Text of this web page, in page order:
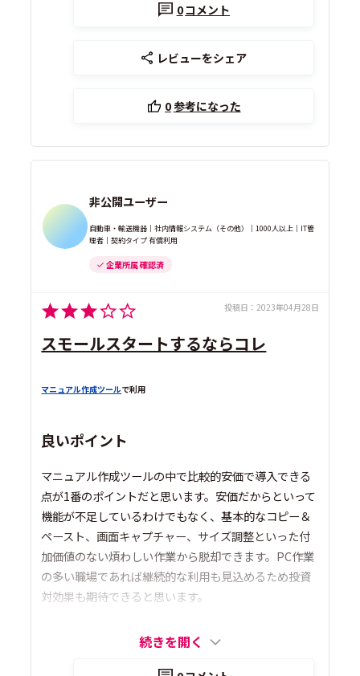
0コメント
レビューをシェア
0参考になった
非公開ユーザー
自動車・輸送機器｜社内情報システム（その他）｜1000人以上｜IT管
理者｜契約タイプ 有償利用
企業所属 確認済
投稿日： 2023年04月28日
スモールスタートするならコレ
マニュアル作成ツールで利用
良いポイント
マニュアル作成ツールの中で比較的安価で導入できる
点が1番のポイントだと思います。安価だからといって
機能が不足しているわけでもなく、基本的なコピー＆
ペースト、画面キャプチャー、サイズ調整といった付
加価値のない煩わしい作業から脱却できます。PC作業
の多い職場であれば継続的な利用も見込めるため投資
対効果も期待できると思います。
続きを開く